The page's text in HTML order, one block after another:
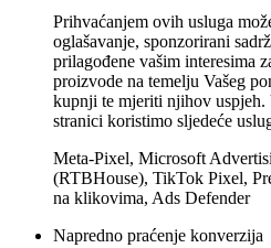
Prihvaćanjem ovih usluga
oglašavanje, sponzorirani
prilagođene vašim interesima
proizvode na temelju Vašeg
kupnji te mjeriti njihov
stranici koristimo sljedeće
Meta-Pixel, Microsoft
(RTBHouse), TikTok Pixel,
na klikovima, Ads Defender
Napredno praćenje konverzija